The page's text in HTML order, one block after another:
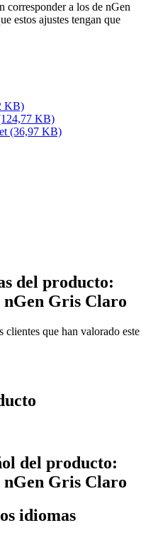
corresponder a los de nGen
estos ajustes tengan que
KB)
KB)
(36,97 KB)
del producto:
Gris Claro
clientes que han valorado este
del producto:
Gris Claro
idiomas